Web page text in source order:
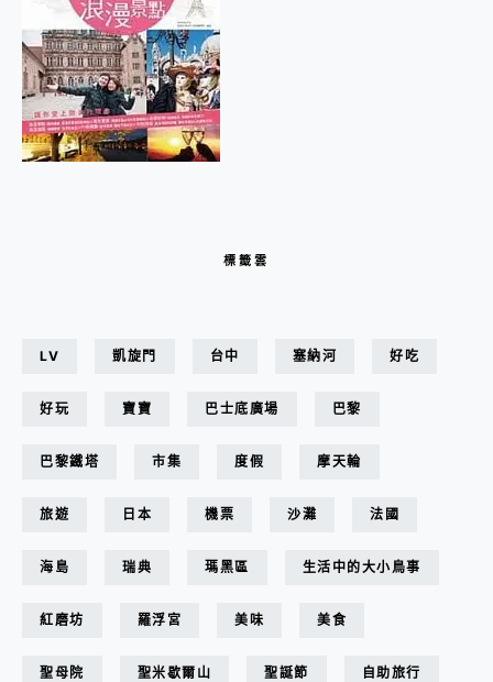
標籤雲
LV 凱旋門 台中 塞納河 好吃
好玩 寶寶 巴士底廣場 巴黎
巴黎鐵塔 市集 度假 摩天輪
旅遊 日本 機票 沙灘 法國
海島 瑞典 瑪黑區 生活中的大小鳥事
紅磨坊 羅浮宮 美味 美食
聖母院 聖米歇爾山 聖誕節 自助旅行